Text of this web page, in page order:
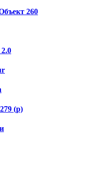
260
(р)